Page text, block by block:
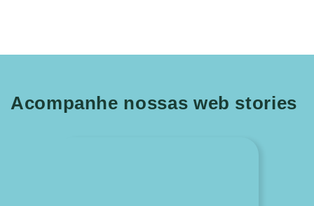
Acompanhe nossas web stories